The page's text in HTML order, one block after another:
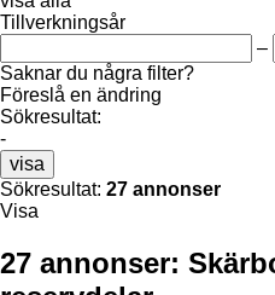
Tillverkningsår
–
Saknar du några filter?
Föreslå en ändring
Sökresultat:
-
visa
Sökresultat: 27 annonser
Visa
27 annonser: